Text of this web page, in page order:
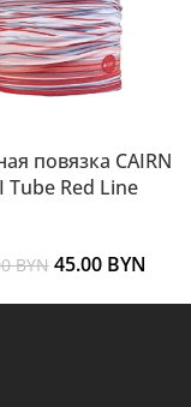
повязка CAIRN
Tube Red Line
BYN 45.00 BYN